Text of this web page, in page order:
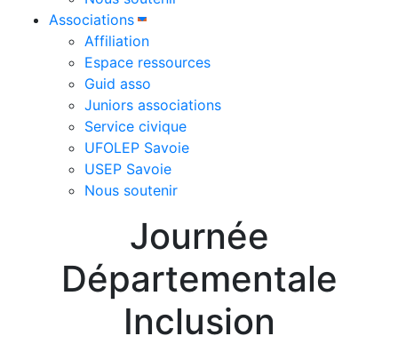
Associations
Affiliation
Espace ressources
Guid asso
Juniors associations
Service civique
UFOLEP Savoie
USEP Savoie
Nous soutenir
Journée
Départementale
Inclusion